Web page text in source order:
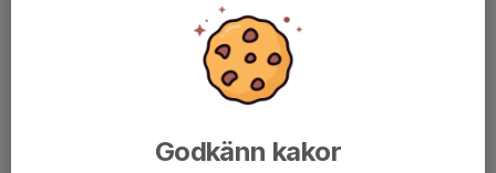
Godkänn kakor